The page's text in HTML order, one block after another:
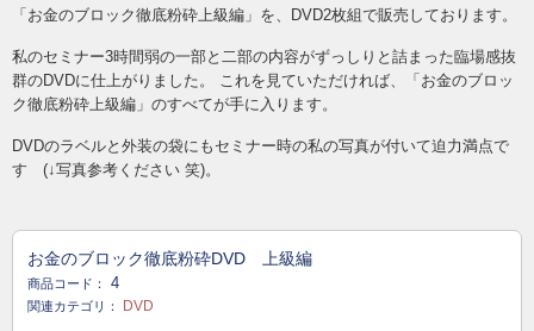
「お金のブロック徹底粉砕上級編」を、DVD2枚組で販売しております。
私のセミナー3時間弱の一部と二部の内容がずっしりと詰まった臨場感抜
群のDVDに仕上がりました。 これを見ていただければ、「お金のブロッ
ク徹底粉砕上級編」のすべてが手に入ります。
DVDのラベルと外装の袋にもセミナー時の私の写真が付いて迫力満点で
す (↓写真参考ください 笑)。
お金のブロック徹底粉砕DVD 上級編
商品コード： 4
関連カテゴリ： DVD